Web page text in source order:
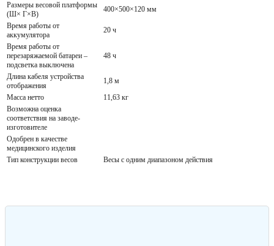
Размеры весовой платформы
(Ш× Г×В)
400×500×120 мм
Время работы от
аккумулятора
20 ч
Время работы от
перезаряжаемой батареи –
подсветка выключена
48 ч
Длина кабеля устройства
отображения
1,8 м
Масса нетто
11,63 кг
Возможна оценка
соответствия на заводе-
изготовителе
Одобрен в качестве
медицинского изделия
Тип конструкции весов
Весы с одним диапазоном действия